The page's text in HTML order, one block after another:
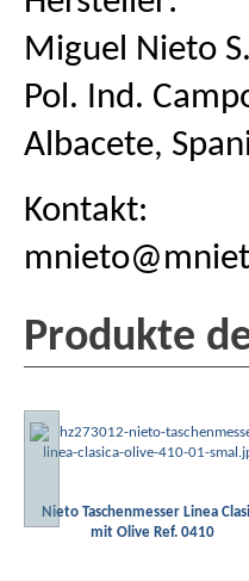
Miguel Nieto
Pol. Ind.
Albacete,
Kontakt:
Produkte
Nieto Taschenmesser Linea
mit Olive Ref. 0410